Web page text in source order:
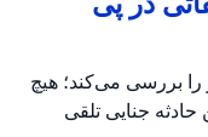
را بررسی می‌کند؛ هیچ
جنایی تلقی